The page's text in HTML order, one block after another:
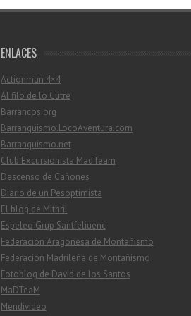
ENLACES
Actionman 4×4
Al filo de lo Cutre
Barrancos.org
Barranquismo.LocoAventura.com
Barranquismo.net
Club Excursionista MadTeam
Descenso de Cañones
Diario de un Pesoptimista
El blog de Mithril
Espeleo Grup Santfeliuenc
Federación Aragonesa de Montañismo
Federación Madrileña de Montañismo
Fotoblog de David de los Santos
MaDTeaM
Mendivideo